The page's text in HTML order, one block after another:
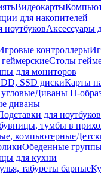
Видеокарты
для накопителей
ноутбуковАксессуары
контроллеры
Столы
для мониторов
SSD дискиКарты
Диваны П-
диваны
для ноутбуков
тумбы в
компьютерные
Обеденные
для кухни
табуреты барные